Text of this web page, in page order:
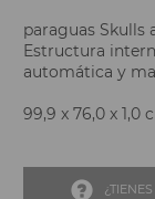
paraguas Skulls
Estructura
automática y
99,9 x 76,0 x 1,0